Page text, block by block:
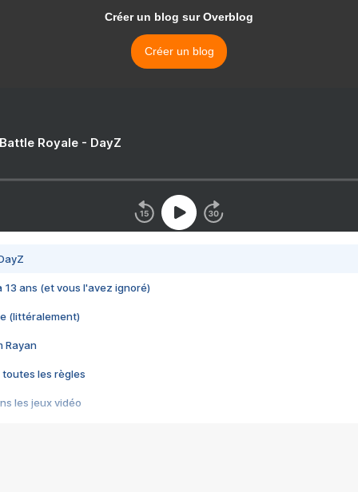
Créer un blog sur Overblog
Créer un blog
Royale - DayZ
13 ans (et vous l'avez ignoré)
(littéralement)
Rayan
toutes les règles
les jeux vidéo